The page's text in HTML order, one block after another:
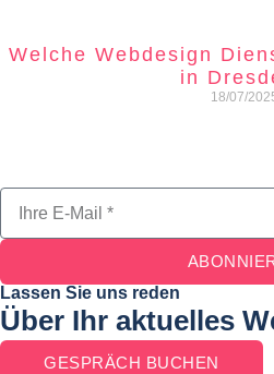
Welche Webdesign
in
18/07/
Lassen Sie uns reden
Über Ihr aktuelles
GESPRÄCH BUCHEN